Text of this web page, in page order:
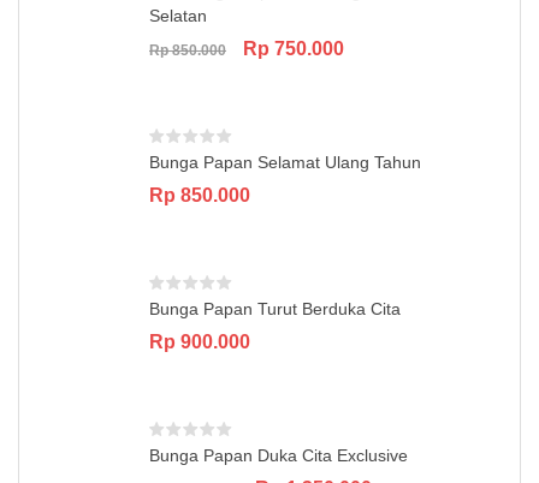
Selatan
Rp850.000
Original
Rp 750.000Current
Bunga Papan Selamat Ulang Tahun
Rp 850.000
Bunga Papan Turut Berduka Cita
Rp 900.000
Bunga Papan Duka Cita Exclusive